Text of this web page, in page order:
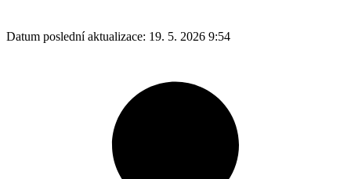
Datum poslední aktualizace: 19. 5. 2026 9:54